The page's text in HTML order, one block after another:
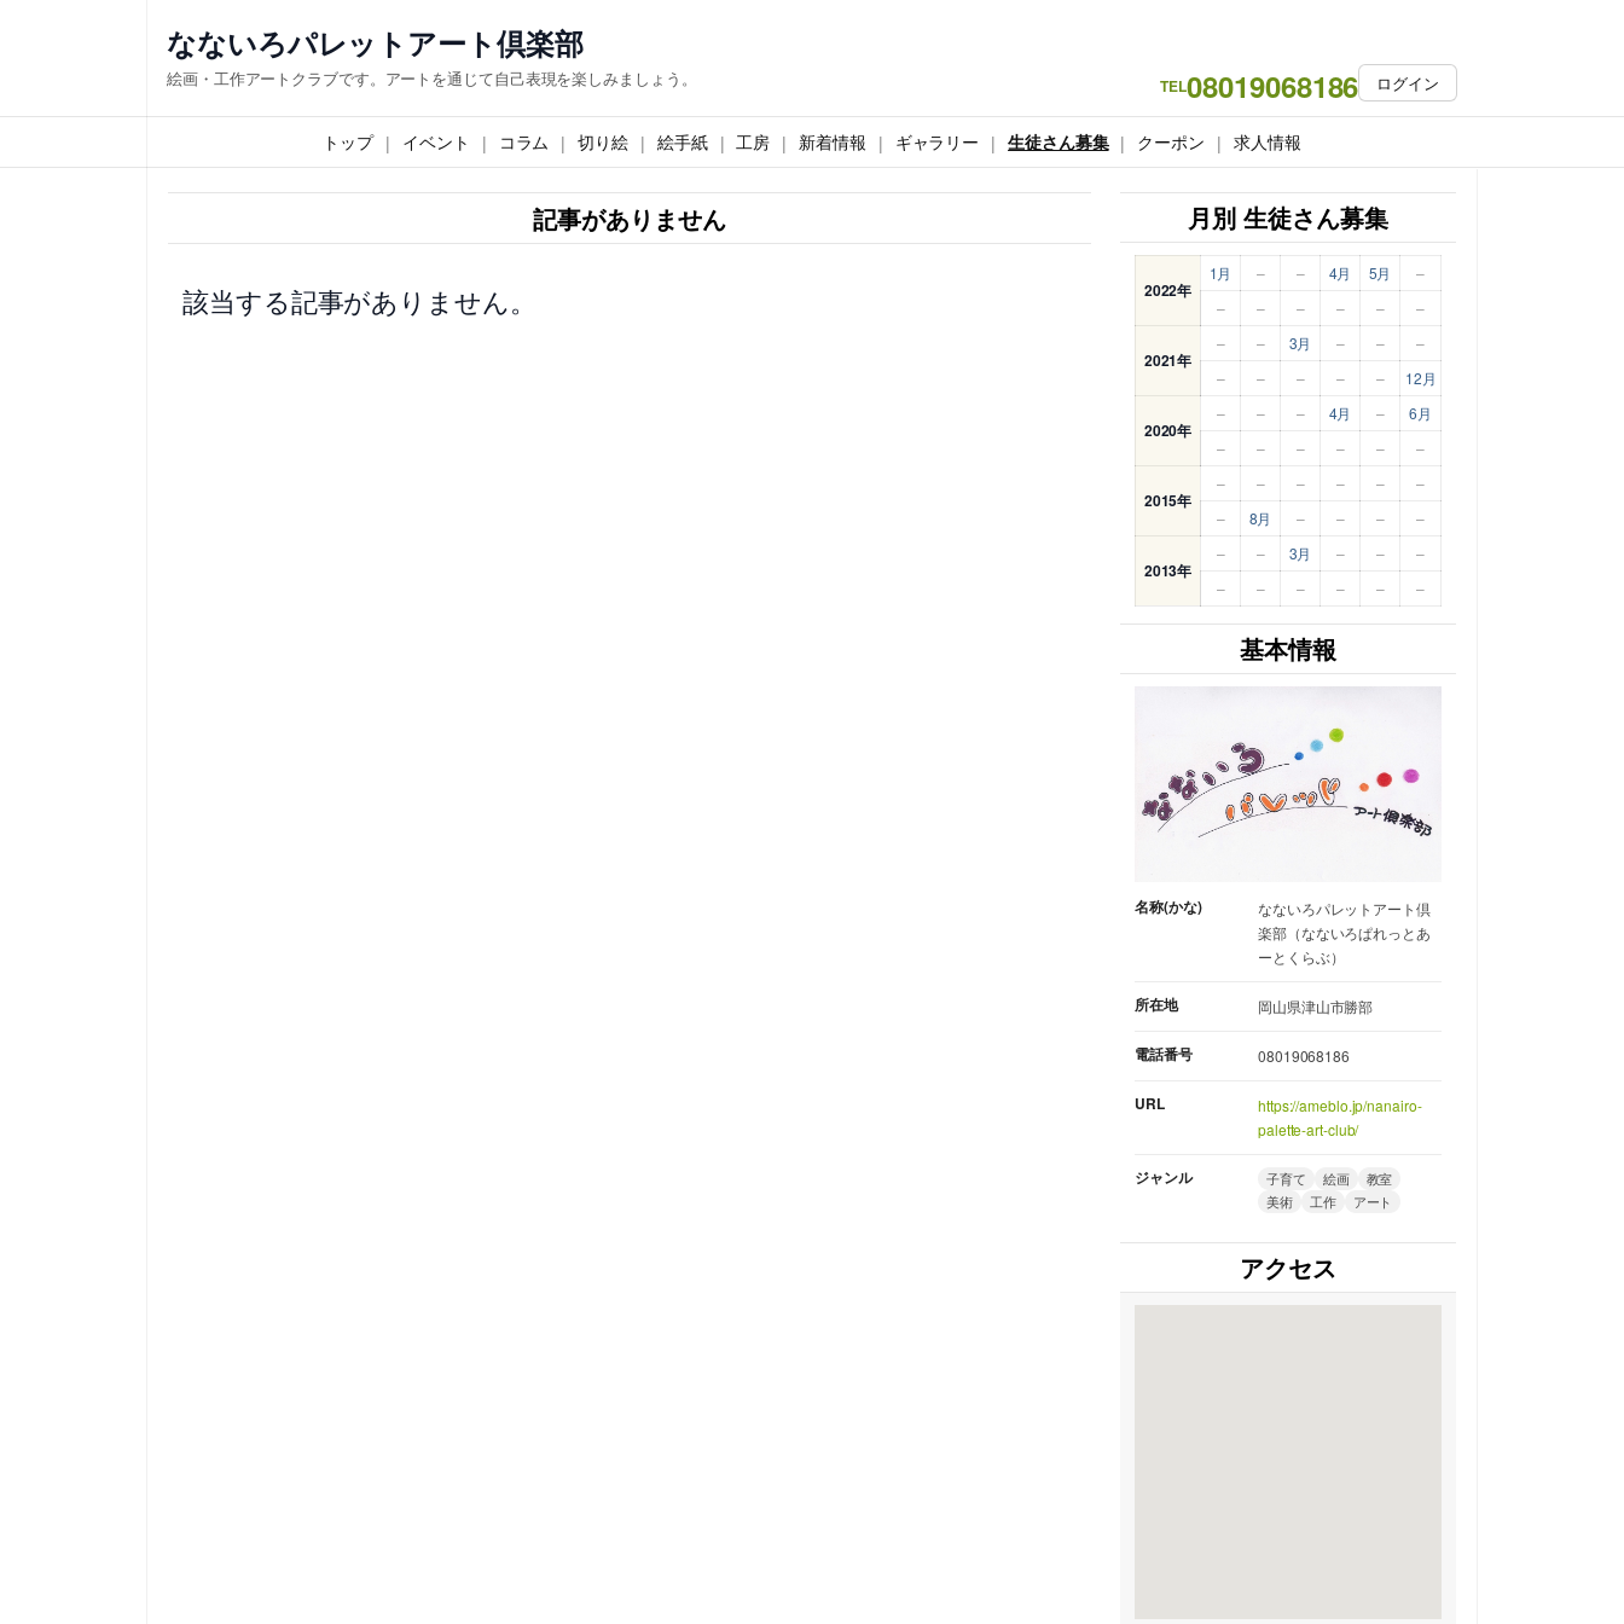
ス
キ
なないろパレットアート倶楽部
絵画・工作アートクラブです。アートを通じて自己表現を楽しみましょう。 TEL08019068186 ログイン
トップ イベント コラム 切り絵 絵手紙 工房 新着情報 ギャラリー 生徒さん募集 クーポン 求人情報
記事がありません
該当する記事がありません。
月別 生徒さん募集
2022年
1月 – – 4月 5月
–
–
– – – – –
2021年
– – 3月 – –
–
–
– – – – 12月
2020年
– – – 4月 –
6月
–
– – – – –
2015年
– – – – –
–
–
8月 – – – –
2013年
– – 3月 – –
–
–
– – – – –
基本情報
名称(かな)
なないろパレットアート倶
楽部（なないろぱれっとあ
ーとくらぶ）
所在地 岡山県津山市勝部
電話番号 08019068186
URL
https://ameblo.jp/nanairo-
palette-art-club/
ジャンル 子育て 絵画
教室
美術
工作 アート
アクセス